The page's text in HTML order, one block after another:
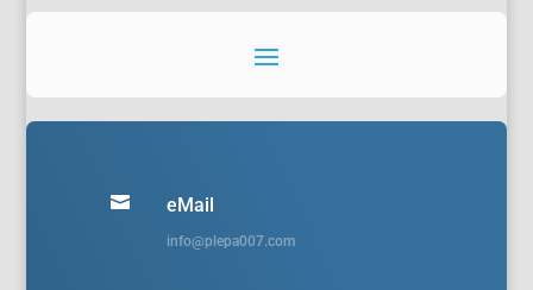
 eMail
info@plepa007.com